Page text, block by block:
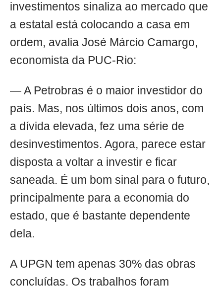
investimentos sinaliza ao mercado que
a estatal está colocando a casa em
ordem, avalia José Márcio Camargo,
economista da PUC-Rio:
— A Petrobras é o maior investidor do
país. Mas, nos últimos dois anos, com
a dívida elevada, fez uma série de
desinvestimentos. Agora, parece estar
disposta a voltar a investir e ficar
saneada. É um bom sinal para o futuro,
principalmente para a economia do
estado, que é bastante dependente
dela.
A UPGN tem apenas 30% das obras
concluídas. Os trabalhos foram